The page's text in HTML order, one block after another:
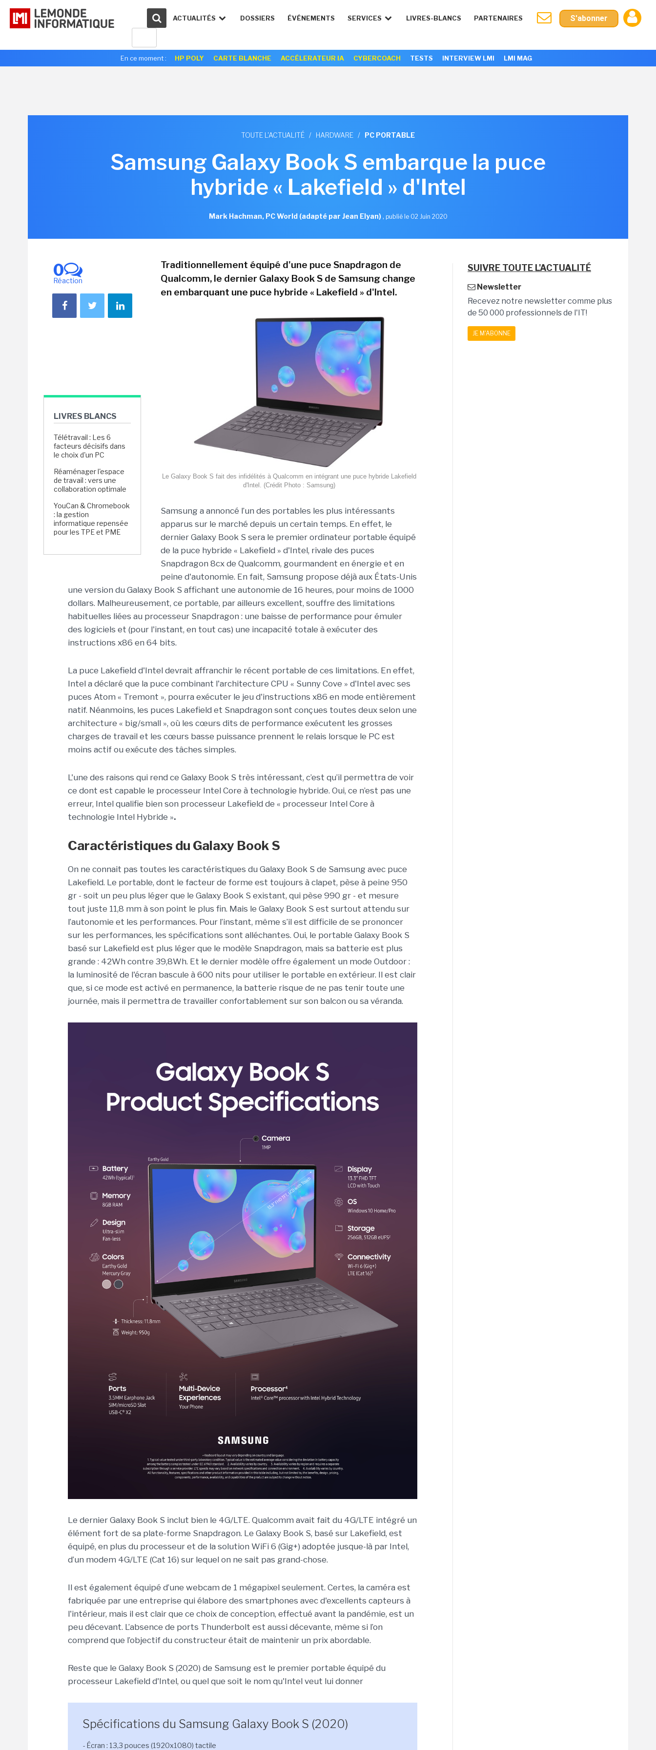
ACTUALITÉS DOSSIERS ÉVÉNEMENTS SERVICES LIVRES-BLANCS PARTENAIRES S'abonner
En ce moment : HP POLY CARTE BLANCHE ACCÉLERATEUR IA CYBERCOACH TESTS INTERVIEW LMI LMI MAG
TOUTE L'ACTUALITÉ / HARDWARE / PC PORTABLE
Samsung Galaxy Book S embarque la puce
hybride « Lakefield » d'Intel
Mark Hachman, PC World (adapté par Jean Elyan), publié le 02 Juin 2020
0
Réaction
LIVRES BLANCS
Télétravail : Les 6
facteurs décisifs dans
le choix d'un PC
Réaménager l'espace
de travail : vers une
collaboration optimale
YouCan & Chromebook
: la gestion
informatique repensée
pour les TPE et PME
Traditionnellement équipé d'une puce Snapdragon de
Qualcomm, le dernier Galaxy Book S de Samsung change
en embarquant une puce hybride « Lakefield » d'Intel.
Le Galaxy Book S fait des infidélités à Qualcomm en intégrant une puce hybride Lakefield
d'Intel. (Crédit Photo : Samsung)
Samsung a annoncé l’un des portables les plus intéressants
apparus sur le marché depuis un certain temps. En effet, le
dernier Galaxy Book S sera le premier ordinateur portable équipé
de la puce hybride « Lakefield » d'Intel, rivale des puces
Snapdragon 8cx de Qualcomm, gourmandent en énergie et en
peine d'autonomie. En fait, Samsung propose déjà aux États-Unis
une version du Galaxy Book S affichant une autonomie de 16 heures, pour moins de 1000
dollars. Malheureusement, ce portable, par ailleurs excellent, souffre des limitations
habituelles liées au processeur Snapdragon : une baisse de performance pour émuler
des logiciels et (pour l'instant, en tout cas) une incapacité totale à exécuter des
instructions x86 en 64 bits.
La puce Lakefield d'Intel devrait affranchir le récent portable de ces limitations. En effet,
Intel a déclaré que la puce combinant l'architecture CPU « Sunny Cove » d'Intel avec ses
puces Atom « Tremont », pourra exécuter le jeu d'instructions x86 en mode entièrement
natif. Néanmoins, les puces Lakefield et Snapdragon sont conçues toutes deux selon une
architecture « big/small », où les cœurs dits de performance exécutent les grosses
charges de travail et les cœurs basse puissance prennent le relais lorsque le PC est
moins actif ou exécute des tâches simples.
L'une des raisons qui rend ce Galaxy Book S très intéressant, c’est qu’il permettra de voir
ce dont est capable le processeur Intel Core à technologie hybride. Oui, ce n’est pas une
erreur, Intel qualifie bien son processeur Lakefield de « processeur Intel Core à
technologie Intel Hybride ».
Caractéristiques du Galaxy Book S
On ne connait pas toutes les caractéristiques du Galaxy Book S de Samsung avec puce
Lakefield. Le portable, dont le facteur de forme est toujours à clapet, pèse à peine 950
gr - soit un peu plus léger que le Galaxy Book S existant, qui pèse 990 gr - et mesure
tout juste 11,8 mm à son point le plus fin. Mais le Galaxy Book S est surtout attendu sur
l’autonomie et les performances. Pour l’instant, même s’il est difficile de se prononcer
sur les performances, les spécifications sont alléchantes. Oui, le portable Galaxy Book S
basé sur Lakefield est plus léger que le modèle Snapdragon, mais sa batterie est plus
grande : 42Wh contre 39,8Wh. Et le dernier modèle offre également un mode Outdoor :
la luminosité de l'écran bascule à 600 nits pour utiliser le portable en extérieur. Il est clair
que, si ce mode est activé en permanence, la batterie risque de ne pas tenir toute une
journée, mais il permettra de travailler confortablement sur son balcon ou sa véranda.
Le dernier Galaxy Book S inclut bien le 4G/LTE. Qualcomm avait fait du 4G/LTE intégré un
élément fort de sa plate-forme Snapdragon. Le Galaxy Book S, basé sur Lakefield, est
équipé, en plus du processeur et de la solution WiFi 6 (Gig+) adoptée jusque-là par Intel,
d’un modem 4G/LTE (Cat 16) sur lequel on ne sait pas grand-chose.
Il est également équipé d’une webcam de 1 mégapixel seulement. Certes, la caméra est
fabriquée par une entreprise qui élabore des smartphones avec d'excellents capteurs à
l'intérieur, mais il est clair que ce choix de conception, effectué avant la pandémie, est un
peu décevant. L’absence de ports Thunderbolt est aussi décevante, même si l’on
comprend que l’objectif du constructeur était de maintenir un prix abordable.
Reste que le Galaxy Book S (2020) de Samsung est le premier portable équipé du
processeur Lakefield d'Intel, ou quel que soit le nom qu'Intel veut lui donner
Spécifications du Samsung Galaxy Book S (2020)
- Écran : 13,3 pouces (1920x1080) tactile
SUIVRE TOUTE L'ACTUALITÉ
Newsletter
Recevez notre newsletter comme plus
de 50 000 professionnels de l'IT!
JE M'ABONNE